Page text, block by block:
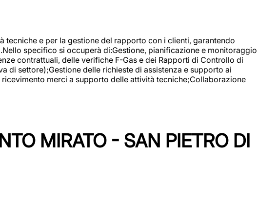
e per la gestione del rapporto con i clienti, garantendo
specifico si occuperà di:Gestione, pianificazione e monitoraggio
contrattuali, delle verifiche F-Gas e dei Rapporti di Controllo di
di settore);Gestione delle richieste di assistenza e supporto ai
merci a supporto delle attività tecniche;Collaborazione
MIRATO - SAN PIETRO DI